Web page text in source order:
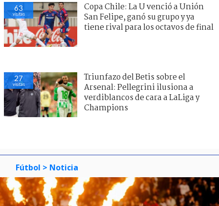
63
visitas
Copa Chile: La U venció a Unión
San Felipe, ganó su grupo y ya
tiene rival para los octavos de final
27
visitas
Triunfazo del Betis sobre el
Arsenal: Pellegrini ilusiona a
verdiblancos de cara a LaLiga y
Champions
Fútbol > Noticia